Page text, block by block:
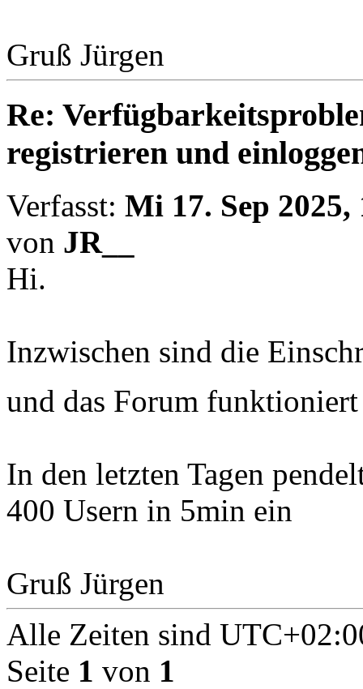
Gruß Jürgen
Re:
registrieren und
Verfasst: Mi 17. Sep 2025,
von JR__
Hi.
Inzwischen sind die
und das Forum
In den letzten Tagen
400 Usern in 5min ein
Gruß Jürgen
Alle Zeiten sind
Seite 1 von 1